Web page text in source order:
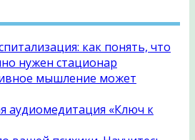
как понять, что
нужен стационар
мышление может
аудиомедитация «Ключ к